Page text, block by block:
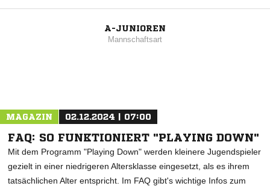
A-JUNIOREN
Mannschaftsart
MAGAZIN 02.12.2024 | 07:00
FAQ: SO FUNKTIONIERT "PLAYING DOWN"
Mit dem Programm "Playing Down" werden kleinere Jugendspieler
gezielt in einer niedrigeren Altersklasse eingesetzt, als es ihrem
tatsächlichen Alter entspricht. Im FAQ gibt's wichtige Infos zum